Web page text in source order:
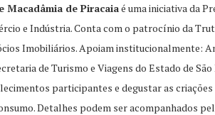
Macadâmia de Piracaiaé uma iniciativa da
e Indústria. Conta com o patrocínio da
Imobiliários. Apoiam institucionalmente:
de Turismo e Viagens do Estado de
participantes e degustar as
Detalhes podem ser acompanhados